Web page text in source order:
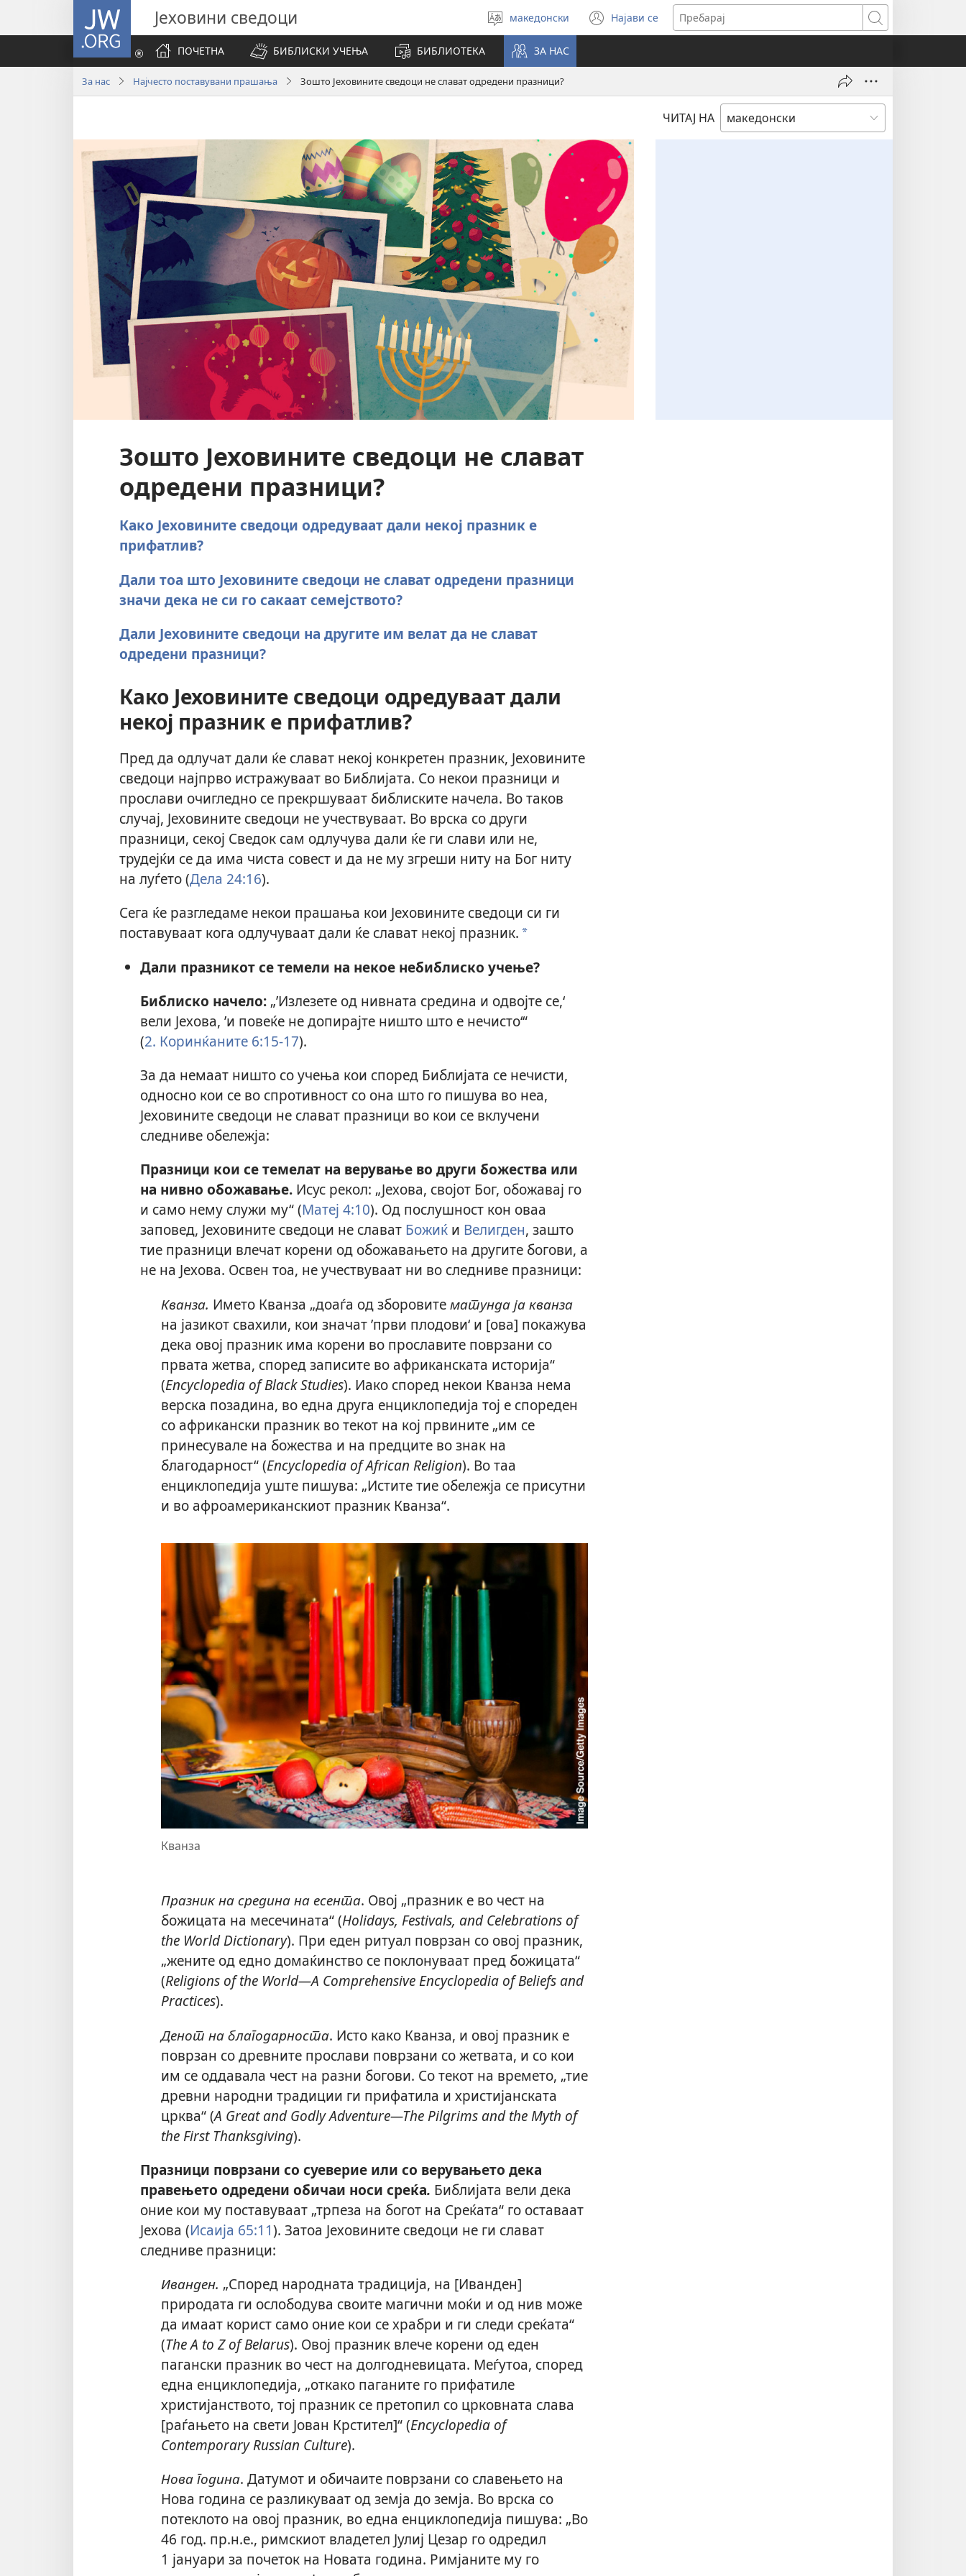
JW.ORG Јеховини сведоци
Избери
јазик
македонски Најави се
(opens
new
Пребарај
ПОЧЕТНА
БИБЛИСКИ УЧЕЊА БИБЛИОТЕКА ЗА НАС
За нас Најчесто поставувани прашања Зошто Јеховините сведоци не слават одредени празници?
ЧИТАЈ НА
Зошто Јеховините сведоци не слават
одредени празници?
Како Јеховините сведоци одредуваат дали некој празник е
прифатлив?
Дали тоа што Јеховините сведоци не слават одредени празници
значи дека не си го сакаат семејството?
Дали Јеховините сведоци на другите им велат да не слават
одредени празници?
Како Јеховините сведоци одредуваат дали
некој празник е прифатлив?
Пред да одлучат дали ќе слават некој конкретен празник, Јеховините
сведоци најпрво истражуваат во Библијата. Со некои празници и
прослави очигледно се прекршуваат библиските начела. Во таков
случај, Јеховините сведоци не учествуваат. Во врска со други
празници, секој Сведок сам одлучува дали ќе ги слави или не,
трудејќи се да има чиста совест и да не му згреши ниту на Бог ниту
на луѓето (Дела 24:16).
Сега ќе разгледаме некои прашања кои Јеховините сведоци си ги
поставуваат кога одлучуваат дали ќе слават некој празник. a
Дали празникот се темели на некое небиблиско учење?
Библиско начело:„’Излезете од нивната средина и одвојте се,‘
вели Јехова, ’и повеќе не допирајте ништо што е нечисто‘“
(2. Коринќаните 6:15-17).
За да немаат ништо со учења кои според Библијата се нечисти,
односно кои се во спротивност со она што го пишува во неа,
Јеховините сведоци не слават празници во кои се вклучени
следниве обележја:
Празници кои се темелат на верување во други божества или
на нивно обожавање.Исус рекол: „Јехова, својот Бог, обожавај го
и само нему служи му“ (Матеј 4:10). Од послушност кон оваа
заповед, Јеховините сведоци не слават Божиќи Велигден, зашто
тие празници влечат корени од обожавањето на другите богови, а
не на Јехова. Освен тоа, не учествуваат ни во следниве празници:
Кванза. Името Кванза „доаѓа од зборовитематунда ја кванза
на јазикот свахили, кои значат ’први плодови‘ и [ова] покажува
дека овој празник има корени во прославите поврзани со
првата жетва, според записите во африканската историја“
(Encyclopedia of Black Studies). Иако според некои Кванза нема
верска позадина, во една друга енциклопедија тој е спореден
со африкански празник во текот на кој првините „им се
принесувале на божества и на предците во знак на
благодарност“ (Encyclopedia of African Religion). Во таа
енциклопедија уште пишува: „Истите тие обележја се присутни
и во афроамериканскиот празник Кванза“.
Кванза
Празник на средина на есента. Овој „празник е во чест на
божицата на месечината“ (Holidays, Festivals, and Celebrations of
the World Dictionary). При еден ритуал поврзан со овој празник,
„жените од едно домаќинство се поклонуваат пред божицата“
(Religions of the World​—A Comprehensive Encyclopedia of Beliefs and
Practices).
Денот на благодарноста. Исто како Кванза, и овој празник е
поврзан со древните прослави поврзани со жетвата, и со кои
им се оддавала чест на разни богови. Со текот на времето, „тие
древни народни традиции ги прифатила и христијанската
црква“ (A Great and Godly Adventure​—The Pilgrims and the Myth of
the First Thanksgiving).
Празници поврзани со суеверие или со верувањето дека
правењето одредени обичаи носи среќа. Библијата вели дека
оние кои му поставуваат „трпеза на богот на Среќата“ го оставаат
Јехова (Исаија 65:11). Затоа Јеховините сведоци не ги слават
следниве празници:
Иванден. „Според народната традиција, на [Иванден]
природата ги ослободува своите магични моќи и од нив може
да имаат корист само оние кои се храбри и ги следи среќата“
(The A to Z of Belarus). Овој празник влече корени од еден
пагански празник во чест на долгодневицата. Меѓутоа, според
една енциклопедија, „откако паганите го прифатиле
христијанството, тој празник се претопил со црковната слава
[раѓањето на свети Јован Крстител]“ (Encyclopedia of
Contemporary Russian Culture).
Нова година. Датумот и обичаите поврзани со славењето на
Нова година се разликуваат од земја до земја. Во врска со
потеклото на овој празник, во една енциклопедија пишува: „Во
46 год. пр.н.е., римскиот владетел Јулиј Цезар го одредил
1 јануари за почеток на Новата година. Римјаните му го